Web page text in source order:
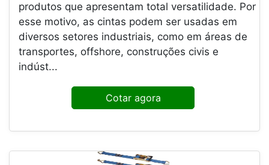
produtos que apresentam total versatilidade. Por
esse motivo, as cintas podem ser usadas em
diversos setores industriais, como em áreas de
transportes, offshore, construções civis e
indúst...
Cotar agora